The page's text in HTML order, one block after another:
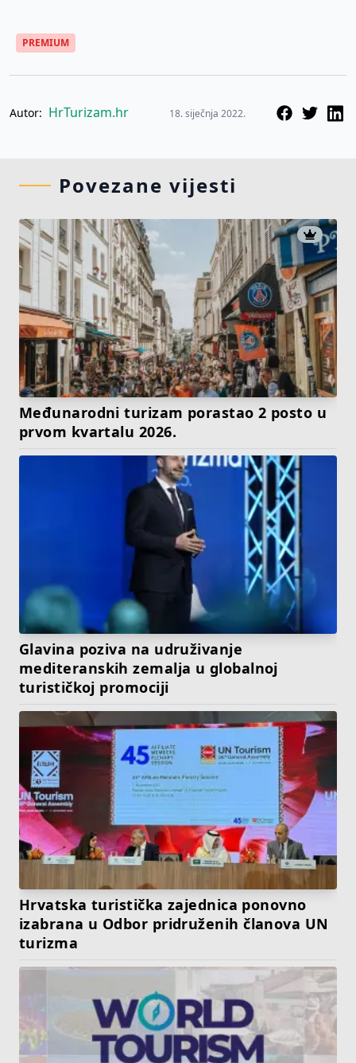
PREMIUM
Autor: HrTurizam.hr 18. siječnja 2022.
Povezane vijesti
Međunarodni turizam porastao 2 posto u
prvom kvartalu 2026.
Glavina poziva na udruživanje
mediteranskih zemalja u globalnoj
turističkoj promociji
Hrvatska turistička zajednica ponovno
izabrana u Odbor pridruženih članova UN
turizma